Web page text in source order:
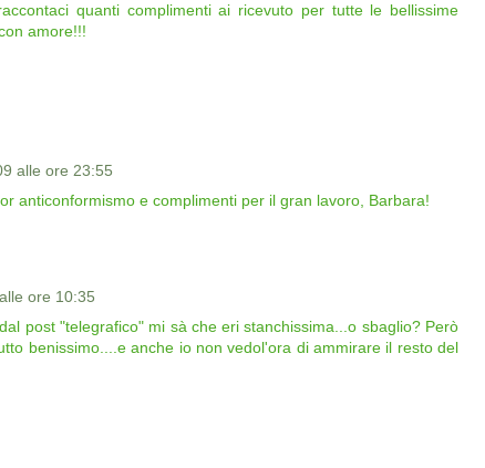
quanti complimenti ai ricevuto per tutte le bellissime
amore!!!
alle ore 23:55
anticonformismo e complimenti per il gran lavoro, Barbara!
ore 10:35
post "telegrafico" mi sà che eri stanchissima...o sbaglio? Però
benissimo....e anche io non vedol'ora di ammirare il resto del